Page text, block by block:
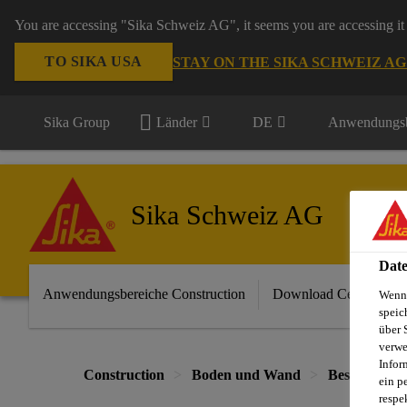
You are accessing "Sika Schweiz AG", it seems you are
TO SIKA USA STAY ON THE SIKA SCHWEIZ
Sika Group Länder DE
Sika Schweiz AG
Anwendungsbereiche Construction Download Center
Construction Boden und Wand
über
ein